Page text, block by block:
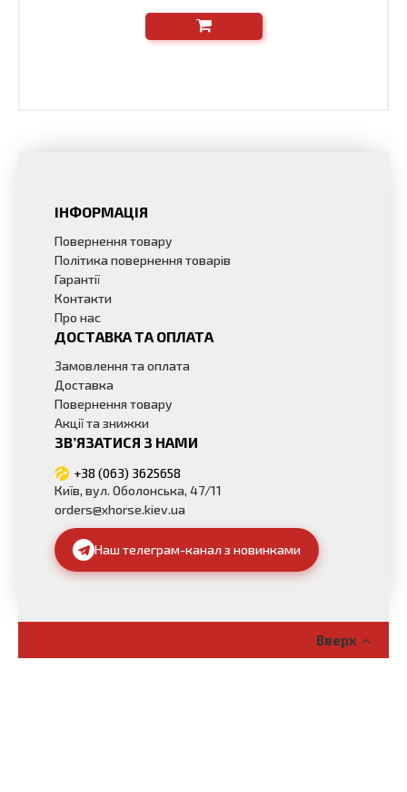
ІНФОРМАЦІЯ
Повернення товару
Політика повернення товарів
Гарантії
Контакти
Про нас
ДОСТАВКА ТА ОПЛАТА
Замовлення та оплата
Доставка
Повернення товару
Акції та знижки
ЗВ’ЯЗАТИСЯ З НАМИ
+38 (063) 3625658
Київ, вул. Оболонська, 47/11
orders@xhorse.kiev.ua
Наш телеграм-канал з новинками
Вверх